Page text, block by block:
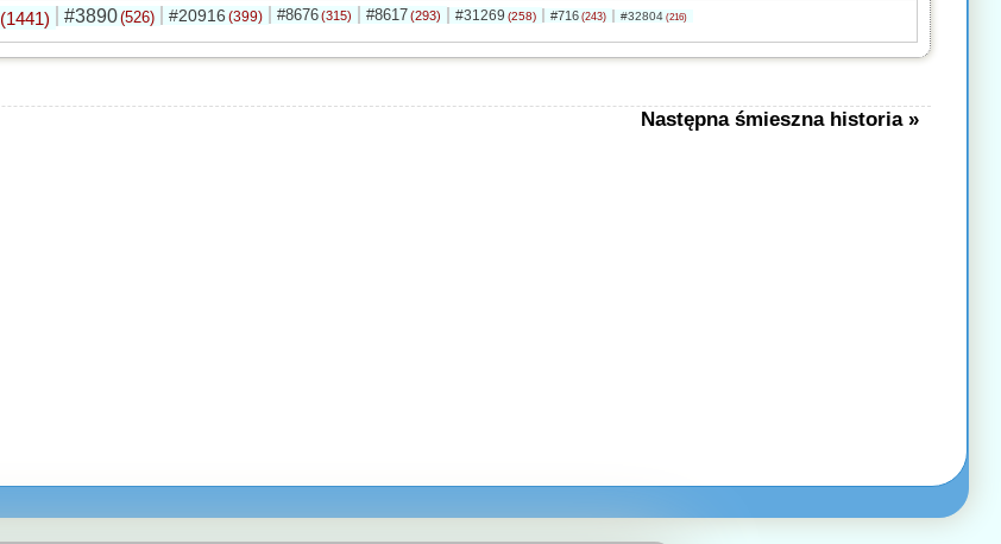
(1441) #3890(526) #20916 (399) #8676 (315) #8617 (293) #31269 (258) #716 (243) #32804 (216)
Następna śmieszna historia »